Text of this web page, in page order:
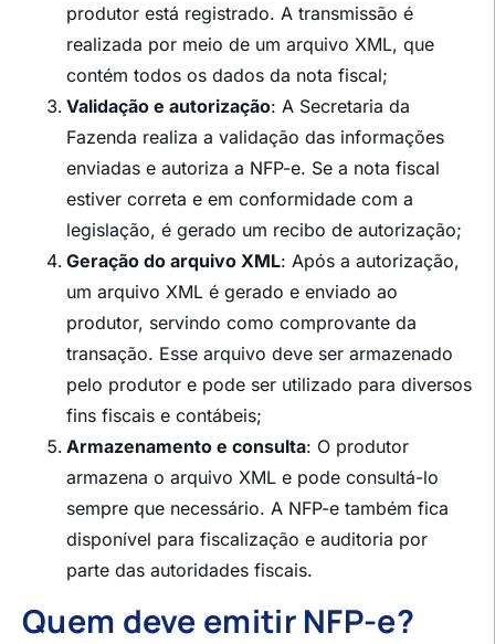
produtor está registrado. A transmissão é
realizada por meio de um arquivo XML, que
contém todos os dados da nota fiscal;
Validação e autorização: A Secretaria da
Fazenda realiza a validação das informações
enviadas e autoriza a NFP-e. Se a nota fiscal
estiver correta e em conformidade com a
legislação, é gerado um recibo de autorização;
Geração do arquivo XML: Após a autorização,
um arquivo XML é gerado e enviado ao
produtor, servindo como comprovante da
transação. Esse arquivo deve ser armazenado
pelo produtor e pode ser utilizado para diversos
fins fiscais e contábeis;
Armazenamento e consulta: O produtor
armazena o arquivo XML e pode consultá-lo
sempre que necessário. A NFP-e também fica
disponível para fiscalização e auditoria por
parte das autoridades fiscais.
Quem deve emitir NFP-e?